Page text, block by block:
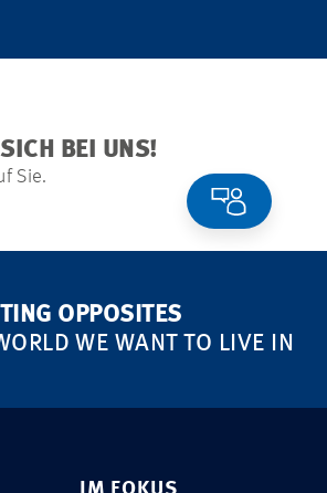
BEI UNS!
Sie.
OPPOSITES
WE WANT TO LIVE IN